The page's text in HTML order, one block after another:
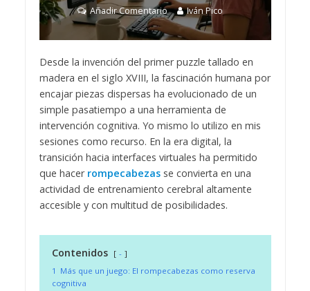
Añadir Comentario Iván Pico
Desde la invención del primer puzzle tallado en
madera en el siglo XVIII, la fascinación humana por
encajar piezas dispersas ha evolucionado de un
simple pasatiempo a una herramienta de
intervención cognitiva. Yo mismo lo utilizo en mis
sesiones como recurso. En la era digital, la
transición hacia interfaces virtuales ha permitido
que hacer rompecabezasse convierta en una
actividad de entrenamiento cerebral altamente
accesible y con multitud de posibilidades.
Contenidos
-
1 Más que un juego: El rompecabezas como reserva
cognitiva